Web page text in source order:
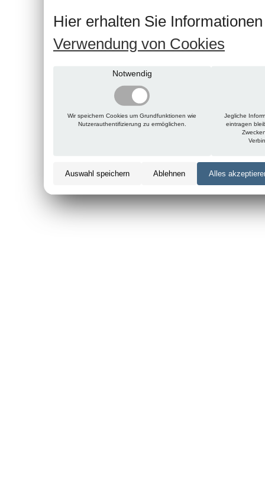
Hier erhalten Sie
Verwendung von Cookies
Notwendig
Wir speichern Cookies um Grundfunktionen wie
Nutzerauthentifizierung zu ermöglichen.
Jegliche
eintragen
Auswahl speichern Ablehnen Alles